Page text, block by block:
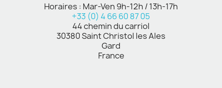
Horaires : Mar-Ven 9h-12h / 13h-17h
+33 (0) 4 66 60 87 05
44 chemin du carriol
30380 Saint Christol les Ales
Gard
France